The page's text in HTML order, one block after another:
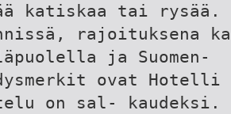
katiskaa tai rysää.
rajoituksena
ja Suomen-
ovat
on sal- kaudeksi.